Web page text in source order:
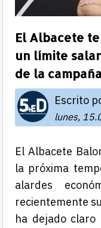
El Albacete
un límite
de la
Escrito
lunes,
El Albacete
la próxima
alardes
recientemente
ha dejado